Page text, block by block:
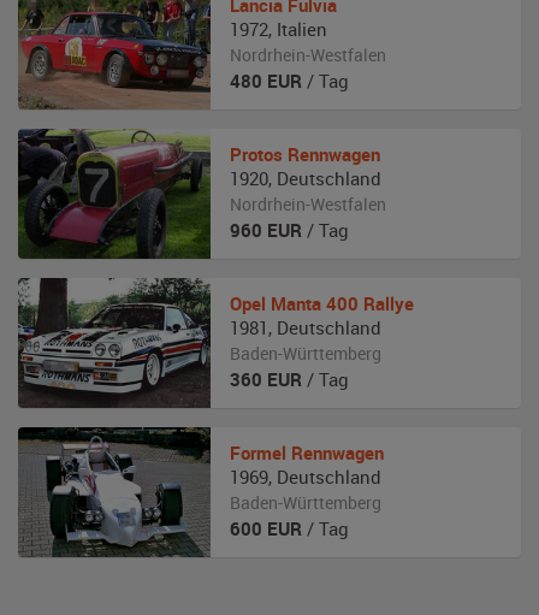
Lancia Fulvia
1972, Italien
Nordrhein-Westfalen
480 EUR / Tag
Protos Rennwagen
1920, Deutschland
Nordrhein-Westfalen
960 EUR / Tag
Opel Manta 400 Rallye
1981 , Deutschland
Baden-Württemberg
360 EUR / Tag
Formel Rennwagen
1969, Deutschland
Baden-Württemberg
600 EUR / Tag